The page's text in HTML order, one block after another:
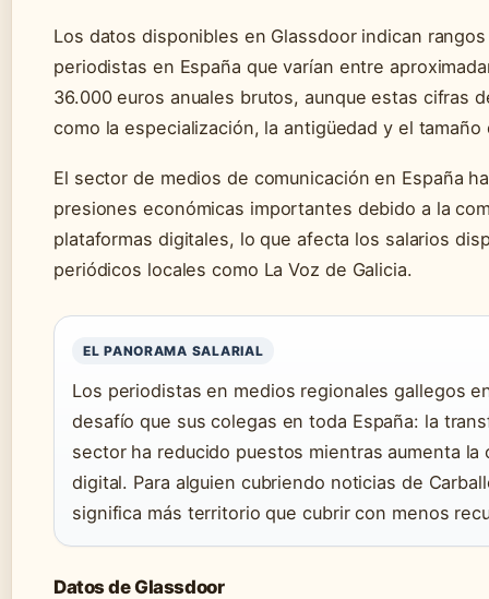
Los datos disponibles en Glassdoor indican
periodistas en España que varían entre
36.000 euros anuales brutos, aunque estas cifras
como la especialización, la antigüedad y el tamaño
El sector de medios de comunicación en España
presiones económicas importantes debido a la
plataformas digitales, lo que afecta los salarios
periódicos locales como La Voz de Galicia.
EL PANORAMA SALARIAL
Los periodistas en medios regionales gallegos
desafío que sus colegas en toda España: la
sector ha reducido puestos mientras aumenta la
digital. Para alguien cubriendo noticias de
significa más territorio que cubrir con menos
Datos de Glassdoor